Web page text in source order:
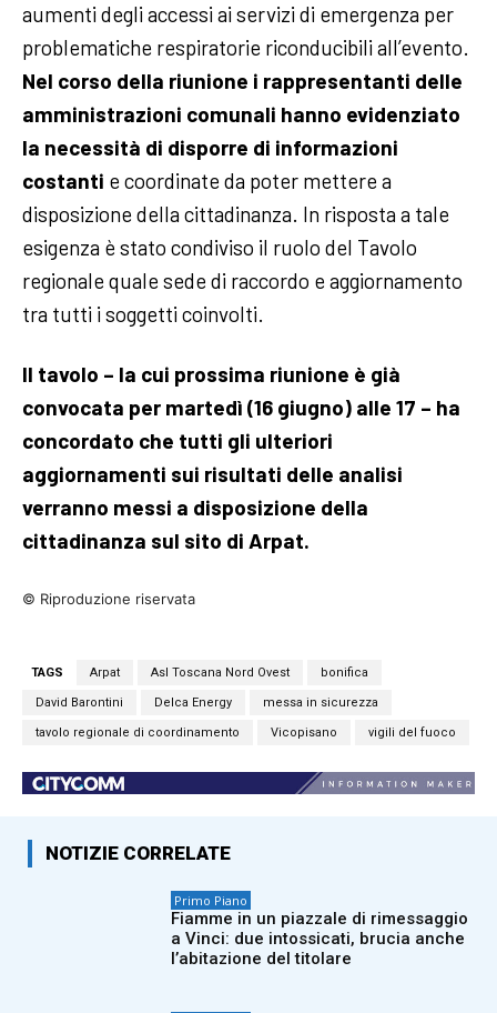
aumenti degli accessi ai servizi di emergenza per
problematiche respiratorie riconducibili all’evento.
Nel corso della riunione i rappresentanti delle
amministrazioni comunali hanno evidenziato
la necessità di disporre di informazioni
costanti e coordinate da poter mettere a
disposizione della cittadinanza. In risposta a tale
esigenza è stato condiviso il ruolo del Tavolo
regionale quale sede di raccordo e aggiornamento
tra tutti i soggetti coinvolti.
Il tavolo – la cui prossima riunione è già
convocata per martedì (16 giugno) alle 17 – ha
concordato che tutti gli ulteriori
aggiornamenti sui risultati delle analisi
verranno messi a disposizione della
cittadinanza sul sito di Arpat.
© Riproduzione riservata
TAGS Arpat Asl Toscana Nord Ovest bonifica
David Barontini Delca Energy messa in sicurezza
tavolo regionale di coordinamento Vicopisano vigili del fuoco
NOTIZIE CORRELATE
Primo Piano
Fiamme in un piazzale di rimessaggio
a Vinci: due intossicati, brucia anche
l’abitazione del titolare